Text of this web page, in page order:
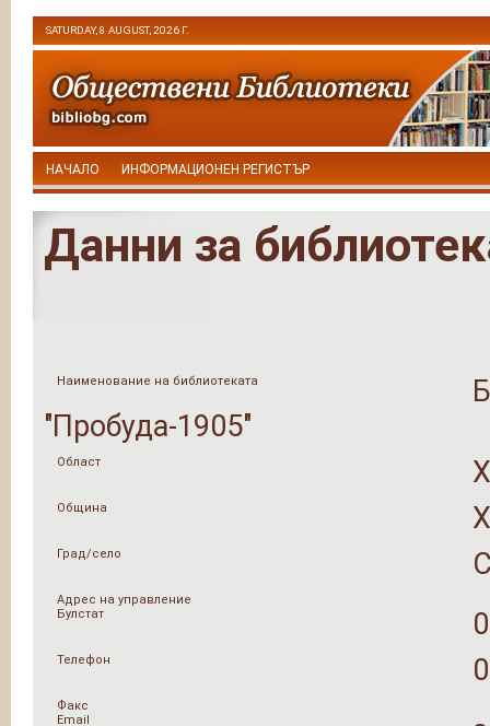
SATURDAY, 8 AUGUST, 2026 Г.
НАЧАЛО ИНФОРМАЦИОНЕН РЕГИСТЪР
Данни за
Наименование на библиотеката
"Пробуда-1905"
Област
Община
Град/село
Адрес на управление
Булстат
Телефон
Факс
Email